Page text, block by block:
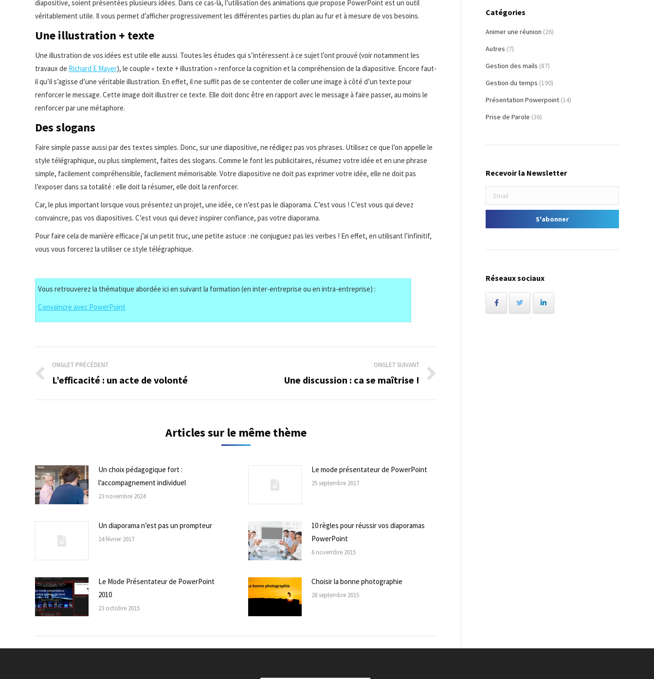
diapositive, soient présentées plusieurs idées. Dans ce cas-là, l’utilisation des animations que propose PowerPoint est un outil
véritablement utile. Il vous permet d’afficher progressivement les différentes parties du plan au fur et à mesure de vos besoins.
Une illustration + texte
Une illustration de vos idées est utile elle aussi. Toutes les études qui s’intéressent à ce sujet l’ont prouvé (voir notamment les
travaux de Richard E Mayer), le couple « texte + illustration » renforce la cognition et la compréhension de la diapositive. Encore faut-
il qu’il s’agisse d’une véritable illustration. En effet, il ne suffit pas de se contenter de coller une image à côté d’un texte pour
renforcer le message. Cette image doit illustrer ce texte. Elle doit donc être en rapport avec le message à faire passer, au moins le
renforcer par une métaphore.
Des slogans
Faire simple passe aussi par des textes simples. Donc, sur une diapositive, ne rédigez pas vos phrases. Utilisez ce que l’on appelle le
style télégraphique, ou plus simplement, faites des slogans. Comme le font les publicitaires, résumez votre idée et en une phrase
simple, facilement compréhensible, facilement mémorisable. Votre diapositive ne doit pas exprimer votre idée, elle ne doit pas
l’exposer dans sa totalité : elle doit la résumer, elle doit la renforcer.
Car, le plus important lorsque vous présentez un projet, une idée, ce n’est pas le diaporama. C’est vous ! C’est vous qui devez
convaincre, pas vos diapositives. C’est vous qui devez inspirer confiance, pas votre diaporama.
Pour faire cela de manière efficace j’ai un petit truc, une petite astuce : ne conjuguez pas les verbes ! En effet, en utilisant l’infinitif,
vous vous forcerez la utiliser ce style télégraphique.
Vous retrouverez la thématique abordée ici en suivant la formation (en inter-entreprise ou en intra-entreprise) :
Convaincre avec PowerPoint
Navigation
de
commentaire
ONGLET PRÉCÉDENT
Onglet
L’efficacité : un acte de volonté
ONGLET SUIVANT
Une discussion : ca se maîtrise !
Articles sur le même thème
Un choix pédagogique fort :
l’accompagnement individuel
23 novembre 2024
Le mode présentateur de PowerPoint
25 septembre 2017
Un diaporama n’est pas un prompteur
24 février 2017
10 règles pour réussir vos diaporamas
PowerPoint
6 novembre 2015
Le Mode Présentateur de PowerPoint
2010
23 octobre 2015
Choisir la bonne photographie
28 septembre 2015
Catégories
Animer une réunion (26)
Autres (7)
Gestion des mails (87)
Gestion du temps (190)
Présentation Powerpoint (14)
Prise de Parole (36)
Recevoir la Newsletter
Réseaux sociaux